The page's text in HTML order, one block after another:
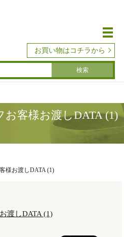
メ
お買い物はコチラから
客様お渡しDATA (1)
様お渡しDATA (1)
渡しDATA (1)